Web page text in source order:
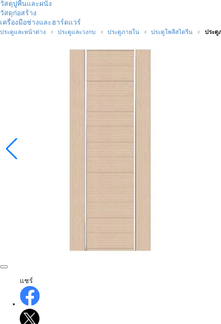
วัสดุปูพื้นและผนัง
วัสดุก่อสร้าง
เครื่องมือช่างและฮาร์ดแวร์
ประตูและหน้าต่าง ประตูและวงกบ ประตูภายใน ประตูโพลีสไตรีน ประตู
แชร์